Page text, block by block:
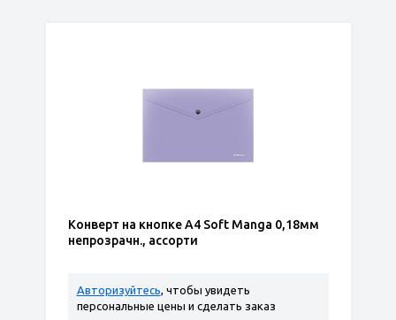
Конверт на кнопке А4 Soft Manga 0,18мм
непрозрачн., ассорти
Авторизуйтесь, чтобы увидеть
персональные цены и сделать заказ